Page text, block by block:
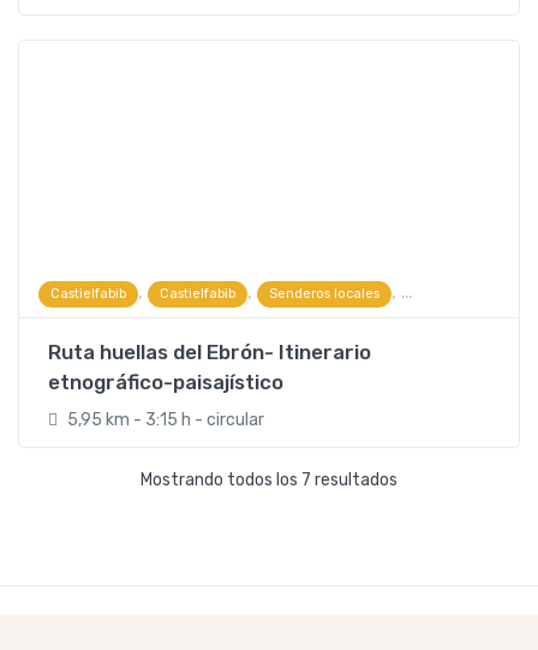
Castielfabib , Castielfabib , Senderos locales ,
Ruta huellas del Ebrón- Itinerario
etnográfico-paisajístico
5,95 km - 3:15 h - circular
Mostrando todos los 7 resultados